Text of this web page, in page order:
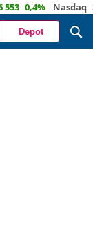
0,4% Nasdaq 29
Depot